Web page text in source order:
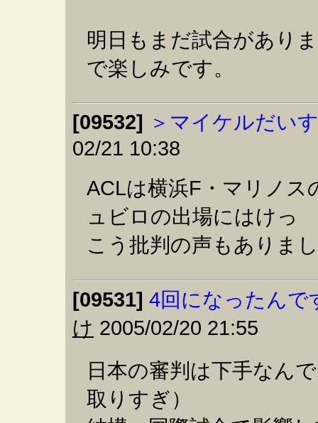
明日もまだ試合があり
で楽しみです。
[09532]
＞マイケルだい
02/21 10:38
ACLは横浜F・マリノ
ュビロの出場にはけっ
こう批判の声もありま
[09531] 4回になったんで
け 2005/02/20 21:55
日本の審判は下手なん
取りすぎ）